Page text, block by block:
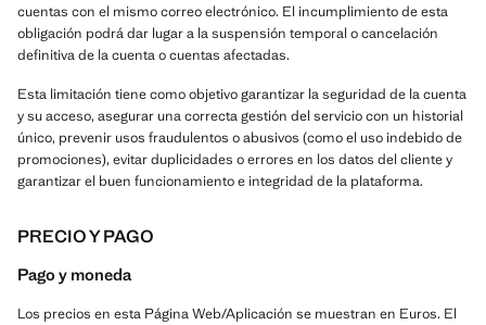
cuentas con el mismo correo electrónico. El incumplimiento de esta
obligación podrá dar lugar a la suspensión temporal o cancelación
definitiva de la cuenta o cuentas afectadas.
Esta limitación tiene como objetivo garantizar la seguridad de la cuenta
y su acceso, asegurar una correcta gestión del servicio con un historial
único, prevenir usos fraudulentos o abusivos (como el uso indebido de
promociones), evitar duplicidades o errores en los datos del cliente y
garantizar el buen funcionamiento e integridad de la plataforma.
PRECIO Y PAGO
Pago y moneda
Los precios en esta Página Web/Aplicación se muestran en Euros. El